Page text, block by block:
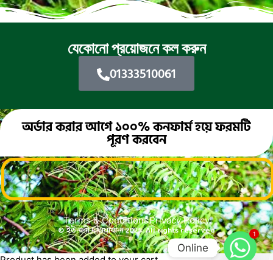
যেকোনো প্রয়োজনে কল করুন
01333510061
অর্ডার করার আগে ১০০% কনফার্ম হয়ে ফরমটি
পূরণ করবেন
Terms & ConditionsPrivacy Policy
© ইউনানী দাওয়াখানা 2025. All rights reserved 1
Online